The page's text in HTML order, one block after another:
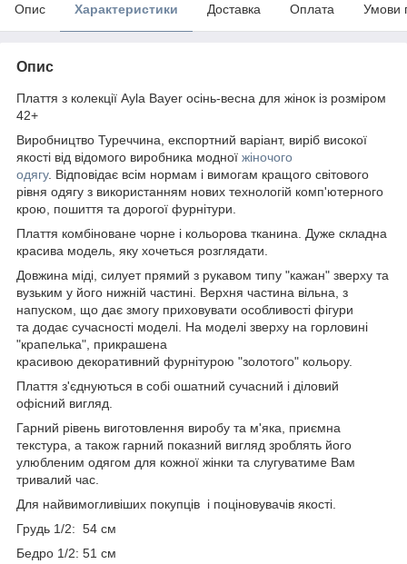
Опис Характеристики Доставка Оплата Умови
Опис
Плаття з колекції Ayla Bayer осінь-весна для жінок із розміром
42+
Виробництво Туреччина, експортний варіант, виріб високої
якості від відомого виробника модної жіночого
одягу. Відповідає всім нормам і вимогам кращого світового
рівня одягу з використанням нових технологій комп'ютерного
крою, пошиття та дорогої фурнітури.
Плаття комбіноване чорне і кольорова тканина. Дуже складна
красива модель, яку хочеться розглядати.
Довжина міді, силует прямий з рукавом типу "кажан" зверху та
вузьким у його нижній частині. Верхня частина вільна, з
напуском, що дає змогу приховувати особливості фігури
та додає сучасності моделі. На моделі зверху на горловині
"крапелька", прикрашена
красивою декоративний фурнітурою "золотого" кольору.
Плаття з'єднуються в собі ошатний сучасний і діловий
офісний вигляд.
Гарний рівень виготовлення виробу та м'яка, приємна
текстура, а також гарний показний вигляд зроблять його
улюбленим одягом для кожної жінки та слугуватиме Вам
тривалий час.
Для найвимогливіших покупців і поціновувачів якості.
Грудь 1/2: 54 см
Бедро 1/2: 51 см